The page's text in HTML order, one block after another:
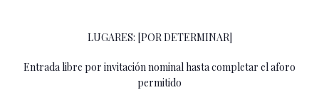
LUGARES: [POR DETERMINAR]
Entrada libre por invitación nominal hasta completar el aforo
permitido